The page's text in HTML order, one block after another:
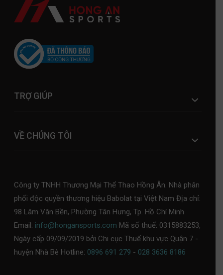
TRỢ GIÚP
VỀ CHÚNG TÔI
Công ty TNHH Thương Mại Thể Thao Hồng Ân. Nhà phân
phối độc quyền thương hiệu Babolat tại Việt Nam Địa chỉ:
98 Lâm Văn Bền, Phường Tân Hưng, Tp. Hồ Chí Minh
Email: info@hongansports.com Mã số thuế: 0315883253,
Ngày cấp 09/09/2019 bởi Chi cục Thuế khu vực Quận 7 -
huyện Nhà Bè Hotline: 0896 691 279 - 028 3636 8186